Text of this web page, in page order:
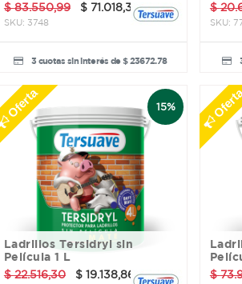
$83.550,99 $ 71.018,34
SKU: 3748
3 cuotas sin interés de $ 23672.78
$
SKU:
15%
Oferta
Ladrillos Tersidryl sin
Película 1 L
$22.516,30 $ 19.138,86
Ladrillos Tersidryl sin
$